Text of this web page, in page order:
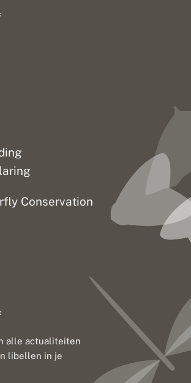
Conservation
alle actualiteiten
libellen in je